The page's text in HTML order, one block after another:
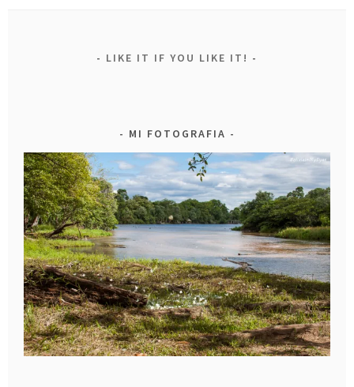
LIKE IT IF YOU LIKE IT!
MI FOTOGRAFIA